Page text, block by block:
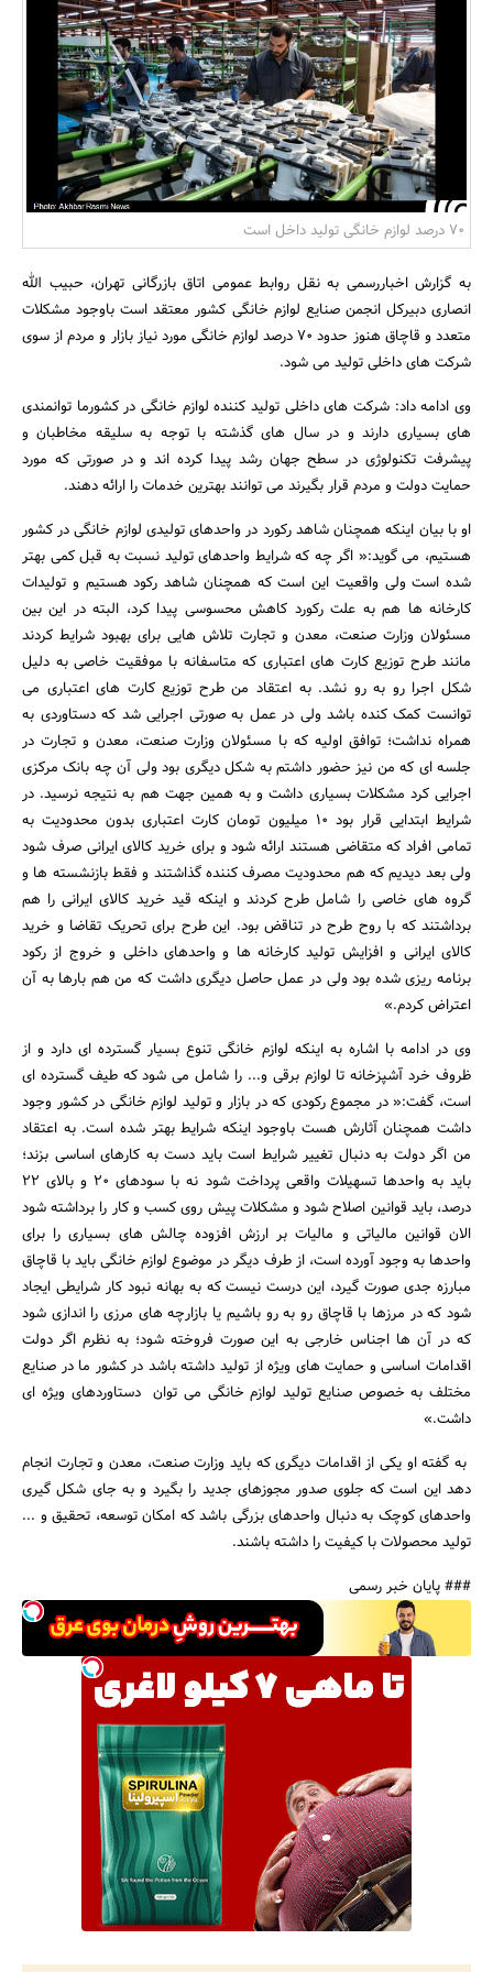
بانک، بیمه و سرمایه
مسکن و ساختمان
جستجو
70 درصد لوازم خانگی تولید داخل است
به گزارش اخباررسمی به نقل روابط عمومی اتاق بازرگانی تهران، حبیب الله
انصاری دبیرکل انجمن صنایع لوازم خانگی کشور معتقد است باوجود مشکلات
متعدد و قاچاق هنوز حدود 70 درصد لوازم خانگی مورد نیاز بازار و مردم از سوی
شرکت های داخلی تولید می شود.
وی ادامه داد: شرکت های داخلی تولید کننده لوازم خانگی در کشورما توانمندی
های بسیاری دارند و در سال های گذشته با توجه به سلیقه مخاطبان و
پیشرفت تکنولوژی در سطح جهان رشد پیدا کرده اند و در صورتی که مورد
حمایت دولت و مردم قرار بگیرند می توانند بهترین خدمات را ارائه دهند.
او با بیان اینکه همچنان شاهد رکورد در واحدهای تولیدی لوازم خانگی در کشور
هستیم، می گوید:« اگر چه که شرایط واحدهای تولید نسبت به قبل کمی بهتر
شده است ولی واقعیت این است که همچنان شاهد رکود هستیم و تولیدات
کارخانه ها هم به علت رکورد کاهش محسوسی پیدا کرد، البته در این بین
مسئولان وزارت صنعت، معدن و تجارت تلاش هایی برای بهبود شرایط کردند
مانند طرح توزیع کارت های اعتباری که متاسفانه با موفقیت خاصی به دلیل
شکل اجرا رو به رو نشد. به اعتقاد من طرح توزیع کارت های اعتباری می
توانست کمک کنده باشد ولی در عمل به صورتی اجرایی شد که دستاوردی به
همراه نداشت؛ توافق اولیه که با مسئولان وزارت صنعت، معدن و تجارت در
جلسه ای که من نیز حضور داشتم به شکل دیگری بود ولی آن چه بانک مرکزی
اجرایی کرد مشکلات بسیاری داشت و به همین جهت هم به نتیجه نرسید. در
شرایط ابتدایی قرار بود 10 میلیون تومان کارت اعتباری بدون محدودیت به
تمامی افراد که متقاضی هستند ارائه شود و برای خرید کالای ایرانی صرف شود
ولی بعد دیدیم که هم محدودیت مصرف کننده گذاشتند و فقط بازنشسته ها و
گروه های خاصی را شامل طرح کردند و اینکه قید خرید کالای ایرانی را هم
برداشتند که با روح طرح در تناقض بود. این طرح برای تحریک تقاضا و خرید
کالای ایرانی و افزایش تولید کارخانه ها و واحدهای داخلی و خروج از رکود
برنامه ریزی شده بود ولی در عمل حاصل دیگری داشت که من هم بارها به آن
اعتراض کردم.»
وی در ادامه با اشاره به اینکه لوازم خانگی تنوع بسیار گسترده ای دارد و از
ظروف خرد آشپزخانه تا لوازم برقی و... را شامل می شود که طیف گسترده ای
است، گفت:« در مجموع رکودی که در بازار و تولید لوازم خانگی در کشور وجود
داشت همچنان آثارش هست باوجود اینکه شرایط بهتر شده است. به اعتقاد
من اگر دولت به دنبال تغییر شرایط است باید دست به کارهای اساسی بزند؛
باید به واحدها تسهیلات واقعی پرداخت شود نه با سودهای 20 و بالای 22
درصد، باید قوانین اصلاح شود و مشکلات پیش روی کسب و کار را برداشته شود
الان قوانین مالیاتی و مالیات بر ارزش افزوده چالش های بسیاری را برای
واحدها به وجود آورده است، از طرف دیگر در موضوع لوازم خانگی باید با قاچاق
مبارزه جدی صورت گیرد، این درست نیست که به بهانه نبود کار شرایطی ایجاد
شود که در مرزها با قاچاق رو به رو باشیم یا بازارچه های مرزی را اندازی شود
که در آن ها اجناس خارجی به این صورت فروخته شود؛ به نظرم اگر دولت
اقدامات اساسی و حمایت های ویژه از تولید داشته باشد در کشور ما در صنایع
مختلف به خصوص صنایع تولید لوازم خانگی می توان دستاوردهای ویژه ای
داشت.»
به گفته او یکی از اقدامات دیگری که باید وزارت صنعت، معدن و تجارت انجام
دهد این است که جلوی صدور مجوزهای جدید را بگیرد و به جای شکل گیری
واحدهای کوچک به دنبال واحدهای بزرگی باشد که امکان توسعه، تحقیق و ...
تولید محصولات با کیفیت را داشته باشند.
### پایان خبر رسمی